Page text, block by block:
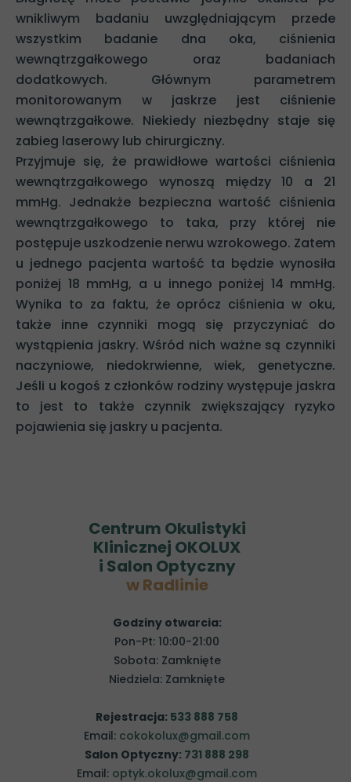
Centrum Okulistyki
Klinicznej OKOLUX
i Salon Optyczny
w Radlinie
Godziny otwarcia:
Pon-Pt: 10:00-21:00
Sobota: Zamknięte
Niedziela: Zamknięte
Rejestracja: 533 888 758
Email: cokokolux@gmail.com
Salon Optyczny: 731 888 298
Email: optyk.okolux@gmail.com
wnikliwym badaniu uwzględniającym przede
wszystkim badanie dna oka, ciśnienia
wewnątrzgałkowego oraz badaniach
dodatkowych. Głównym parametrem
monitorowanym w jaskrze jest ciśnienie
wewnątrzgałkowe. Niekiedy niezbędny staje się
zabieg laserowy lub chirurgiczny.
Przyjmuje się, że prawidłowe wartości ciśnienia
wewnątrzgałkowego wynoszą między 10 a 21
mmHg. Jednakże bezpieczna wartość ciśnienia
wewnątrzgałkowego to taka, przy której nie
postępuje uszkodzenie nerwu wzrokowego. Zatem
u jednego pacjenta wartość ta będzie wynosiła
poniżej 18 mmHg, a u innego poniżej 14 mmHg.
Wynika to za faktu, że oprócz ciśnienia w oku,
także inne czynniki mogą się przyczyniać do
wystąpienia jaskry. Wśród nich ważne są czynniki
naczyniowe, niedokrwienne, wiek, genetyczne.
Jeśli u kogoś z członków rodziny występuje jaskra
to jest to także czynnik zwiększający ryzyko
pojawienia się jaskry u pacjenta.